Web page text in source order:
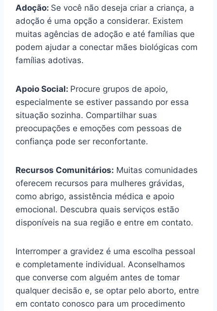
Adoção: Se você não deseja criar a criança, a
adoção é uma opção a considerar. Existem
muitas agências de adoção e até famílias que
podem ajudar a conectar mães biológicas com
famílias adotivas.
Apoio Social: Procure grupos de apoio,
especialmente se estiver passando por essa
situação sozinha. Compartilhar suas
preocupações e emoções com pessoas de
confiança pode ser reconfortante.
Recursos Comunitários: Muitas comunidades
oferecem recursos para mulheres grávidas,
como abrigo, assistência médica e apoio
emocional. Descubra quais serviços estão
disponíveis na sua região e entre em contato.
Interromper a gravidez é uma escolha pessoal
e completamente individual. Aconselhamos
que converse com alguém antes de tomar
qualquer decisão e, se optar pelo aborto, entre
em contato conosco para um procedimento